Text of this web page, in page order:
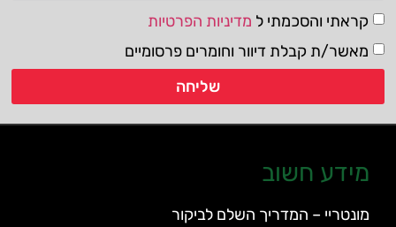
קראתי והסכמתי ל מדיניות הפרטיות
מאשר/ת קבלת דיוור וחומרים פרסומיים
שליחה
מידע חשוב
מונטריי – המדריך השלם לביקור